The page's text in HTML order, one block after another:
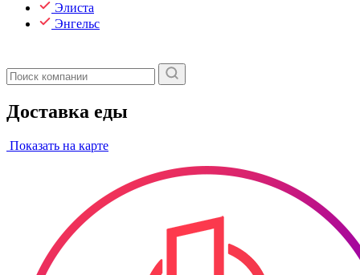
Элиста
Энгельс
Доставка еды
Показать на карте